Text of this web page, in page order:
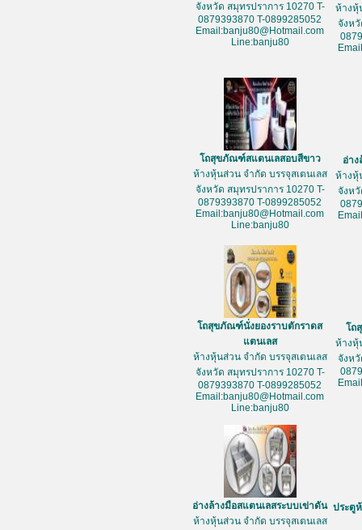
จังหวัด สมุทรปราการ 10270 T-
0879393870 T-0899285052
Email:banju80@Hotmail.com
Line:banju80
ห้างหุ้
จังห
โถสุขภัณฑ์สแตนเลสอบสีขาว
ห้างหุ้นส่วน จำกัด บรรจุสเตนเลส
จังหวัด สมุทรปราการ 10270 T-
0879393870 T-0899285052
Email:banju80@Hotmail.com
Line:banju80
อ่า
ห้างหุ้
จังห
โถสุขภัณฑ์นั่งยองราบตักราดส
แตนเลส
ห้างหุ้นส่วน จำกัด บรรจุสเตนเลส
จังหวัด สมุทรปราการ 10270 T-
0879393870 T-0899285052
Email:banju80@Hotmail.com
Line:banju80
โถ
ห้างหุ้
จังห
อ่างล้างมือสแตนเลสระบบเข่าดัน
ห้างหุ้นส่วน จำกัด บรรจุสเตนเลส
ประตู